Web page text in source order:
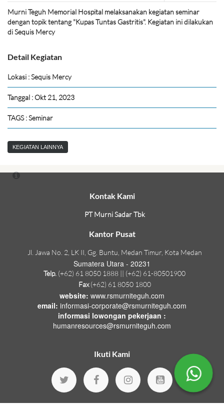
Murni Teguh Memorial Hospital melaksanakan kegiatan seminar
dengan topik tentang "Kupas Tuntas Gastritis". Kegiatan ini dilakukan
di Sequis Mercy
Detail Kegiatan
Lokasi : Sequis Mercy
Tanggal : Okt 21, 2023
TAGS : Seminar
KEGIATAN LAINNYA
Kontak Kami
PT Murni Sadar Tbk
Kantor Pusat
Jl. Jawa No. 2, LK II, Gg. Buntu, Medan Timur, Kota Medan
Sumatera Utara - 20231
Telp. (+62) 61 8050 1888 || (+62) 61-80501900
Fax(+62) 61 8050 1800
website: www.rsmurniteguh.com
email: informasi-corporate@rsmurniteguh.com
informasi lowongan pekerjaan :
humanresources@rsmurniteguh.com
Ikuti Kami